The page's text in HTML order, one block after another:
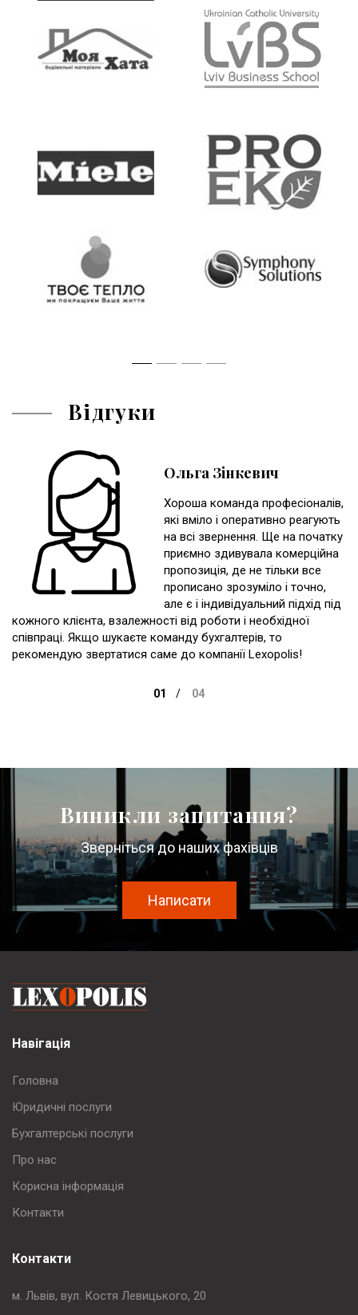
Відгуки
Ольга Зінкевич
Хороша команда професіоналів,
які вміло і оперативно реагують
на всі звернення. Ще на початку
приємно здивувала комерційна
пропозиція, де не тільки все
прописано зрозуміло і точно,
але є і індивідуальний підхід під
кожного клієнта, взалежності від роботи і необхідної
співпраці. Якщо шукаєте команду бухгалтерів, то
рекомендую звертатися саме до компанії Lexopolis!
Виникли запитання?
Зверніться до наших фахівців
Написати
Навігація
Головна
Юридичні послуги
Бухгалтерські послуги
Про нас
Корисна інформація
Контакти
Контакти
м. Львів, вул. Костя Левицького, 20